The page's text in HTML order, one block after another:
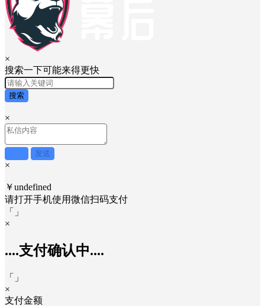
×
搜索一下可能来得更快
搜索
×
发送
×
￥undefined
请打开手机使用微信扫码支付
「
」
×
....支付确认中....
「
」
×
支付金额